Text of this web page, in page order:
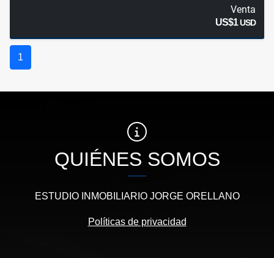
Venta
US$1USD
1
QUIÉNES SOMOS
ESTUDIO INMOBILIARIO JORGE ORELLANO
Políticas de privacidad